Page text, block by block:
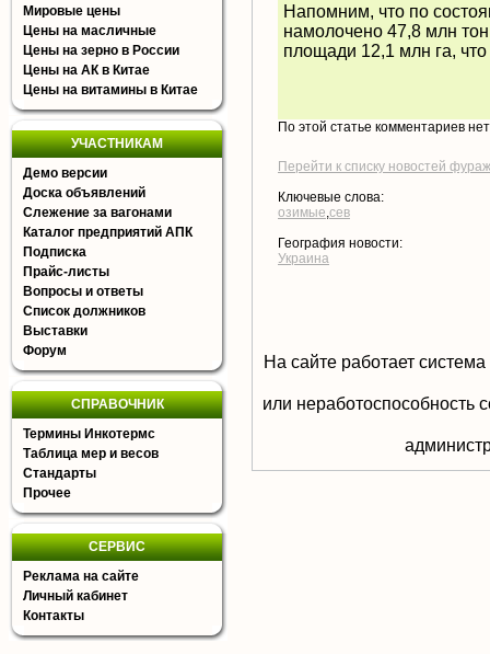
Мировые цены
Цены на масличные
Цены на зерно в России
Цены на АК в Китае
Цены на витамины в Китае
УЧАСТНИКАМ
Демо версии
Доска объявлений
Слежение за вагонами
Каталог предприятий АПК
Подписка
Прайс-листы
Вопросы и ответы
Список должников
Выставки
Форум
СПРАВОЧНИК
Термины Инкотермс
Таблица мер и весов
Стандарты
Прочее
СЕРВИС
Реклама на сайте
Личный кабинет
Контакты
Напомним, что по
намолочено 47,8 млн
площади 12,1 млн га,
По этой статье комментариев
Перейти к списку новостей
Ключевые слова:
озимые,сев
География новости:
Украина
На сайте работает
или неработоспособность